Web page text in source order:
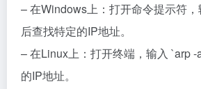
– 在Windows上：打开命令提示符
后查找特定的IP地址。
– 在Linux上：打开终端，输入 `arp
的IP地址。